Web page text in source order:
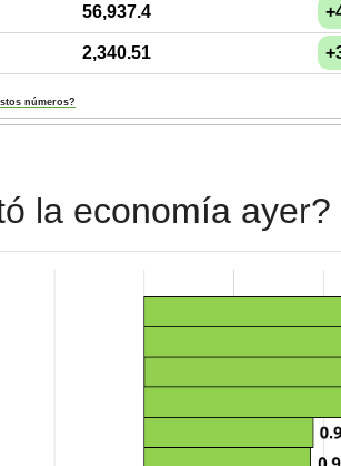
56,937.4
2,340.51
números?
la economía ayer?